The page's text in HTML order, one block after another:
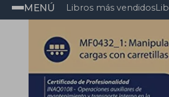
MENÚ Libros más vendidos